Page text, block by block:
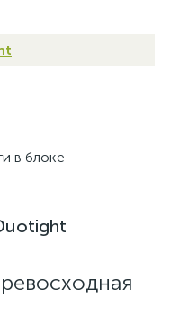
в блоке